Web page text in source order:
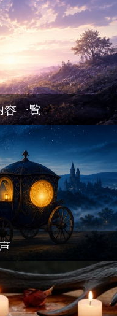
容一覧